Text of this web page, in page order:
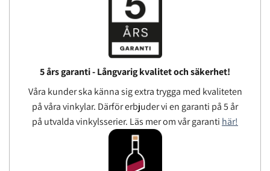
5 års garanti - Långvarig kvalitet och säkerhet!
Våra kunder ska känna sig extra trygga med kvaliteten
på våra vinkylar. Därför erbjuder vi en garanti på 5 år
på utvalda vinkylsserier. Läs mer om vår garanti här!